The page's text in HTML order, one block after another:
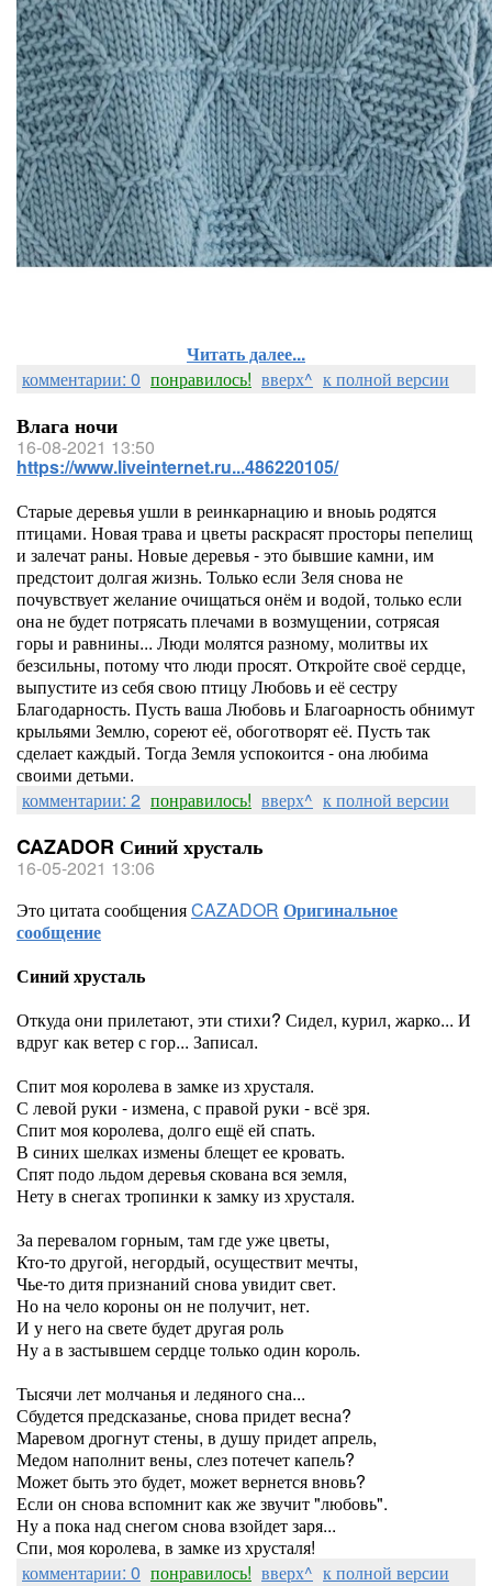
Читать далее...
комментарии: 0 понравилось! вверх^ к полной версии
Влага ночи
16-08-2021 13:50
https://www.liveinternet.ru...486220105/
Старые деревья ушли в реинкарнацию и вноыь родятся
птицами. Новая трава и цветы раскрасят просторы пепелищ
и залечат раны. Новые деревья - это бывшие камни, им
предстоит долгая жизнь. Только если Зеля снова не
почувствует желание очищаться онём и водой, только если
она не будет потрясать плечами в возмущении, сотрясая
горы и равнины... Люди молятся разному, молитвы их
безсильны, потому что люди просят. Откройте своё сердце,
выпустите из себя свою птицу Любовь и её сестру
Благодарность. Пусть ваша Любовь и Благоарность обнимут
крыльями Землю, сореют её, обоготворят её. Пусть так
сделает каждый. Тогда Земля успокоится - она любима
своими детьми.
комментарии: 2 понравилось! вверх^ к полной версии
CAZADOR Синий хрусталь
16-05-2021 13:06
Это цитата сообщенияCAZADOR Оригинальное
сообщение
Синий хрусталь
Откуда они прилетают, эти стихи? Сидел, курил, жарко... И
вдруг как ветер с гор... Записал.
Спит моя королева в замке из хрусталя.
С левой руки - измена, с правой руки - всё зря.
Спит моя королева, долго ещё ей спать.
В синих шелках измены блещет ее кровать.
Спят подо льдом деревья скована вся земля,
Нету в снегах тропинки к замку из хрусталя.
За перевалом горным, там где уже цветы,
Кто-то другой, негордый, осуществит мечты,
Чье-то дитя признаний снова увидит свет.
Но на чело короны он не получит, нет.
И у него на свете будет другая роль
Ну а в застывшем сердце только один король.
Тысячи лет молчанья и ледяного сна...
Сбудется предсказанье, снова придет весна?
Маревом дрогнут стены, в душу придет апрель,
Медом наполнит вены, слез потечет капель?
Может быть это будет, может вернется вновь?
Если он снова вспомнит как же звучит "любовь".
Ну а пока над снегом снова взойдет заря...
Спи, моя королева, в замке из хрусталя!
комментарии: 0 понравилось! вверх^ к полной версии